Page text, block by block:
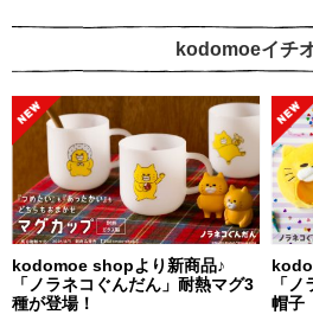
kodomoeイチ
kodomoe shopより新商品♪
「ノラネコぐんだん」耐熱マグ3
種が登場！
「
帽子